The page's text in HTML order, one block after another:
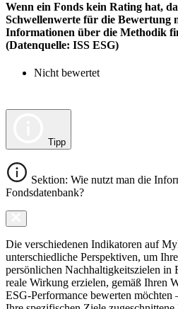
Wenn ein Fonds kein Rating hat,
Schwellenwerte für die Bewertung
Informationen über die Methodik
(Datenquelle: ISS ESG)
Nicht bewertet
Tipp
Sektion: Wie nutzt man die
Fondsdatenbank?
Die verschiedenen Indikatoren auf
unterschiedliche Perspektiven, um
persönlichen Nachhaltigkeitszielen in
reale Wirkung erzielen, gemäß Ihren
ESG-Performance bewerten möchten